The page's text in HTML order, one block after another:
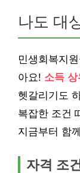
나도 대
민생회복지
아요! 소득 상
헷갈리기도
복잡한 조건
지금부터 함
자격 조